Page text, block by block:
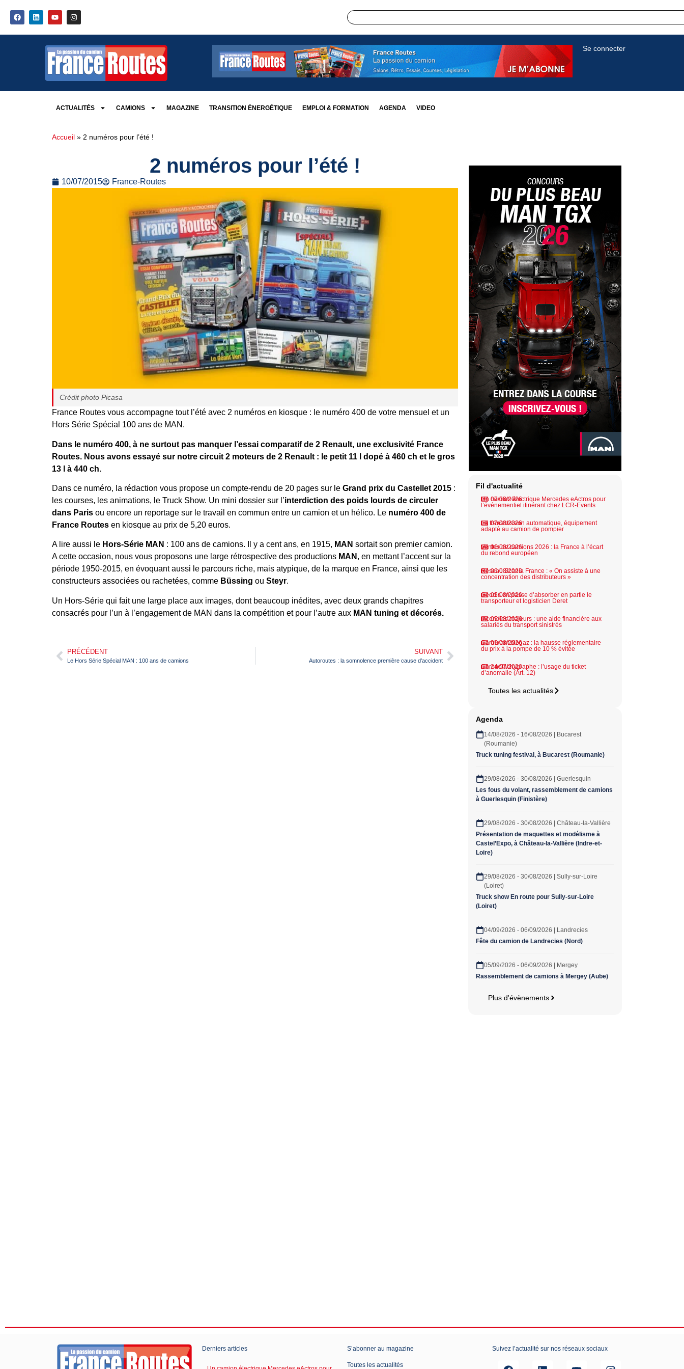
Se connecter
ACTUALITÉS CAMIONS MAGAZINE TRANSITION ÉNERGÉTIQUE EMPLOI & FORMATION AGENDA VIDEO
Accueil » 2 numéros pour l’été !
2 numéros pour l’été !
10/07/2015 France-Routes
Crédit photo Picasa
France Routes vous accompagne tout l’été avec 2 numéros en kiosque : le numéro 400 de votre mensuel et un
Hors Série Spécial 100 ans de MAN.
Dans le numéro 400, à ne surtout pas manquer l’essai comparatif de 2 Renault, une exclusivité France
Routes. Nous avons essayé sur notre circuit 2 moteurs de 2 Renault : le petit 11 l dopé à 460 ch et le gros
13 l à 440 ch.
Dans ce numéro, la rédaction vous propose un compte-rendu de 20 pages sur le Grand prix du Castellet 2015 :
les courses, les animations, le Truck Show. Un mini dossier sur l’interdiction des poids lourds de circuler
dans Paris ou encore un reportage sur le travail en commun entre un camion et un hélico. Le numéro 400 de
France Routes en kiosque au prix de 5,20 euros.
A lire aussi le Hors-Série MAN : 100 ans de camions. Il y a cent ans, en 1915, MAN sortait son premier camion.
A cette occasion, nous vous proposons une large rétrospective des productions MAN , en mettant l’accent sur la
période 1950-2015, en évoquant aussi le parcours riche, mais atypique, de la marque en France, ainsi que les
constructeurs associées ou rachetées, comme Büssing ou Steyr.
Un Hors-Série qui fait une large place aux images, dont beaucoup inédites, avec deux grands chapitres
consacrés pour l’un à l’engagement de MAN dans la compétition et pour l’autre aux MAN tuning et décorés.
PRÉCÉDENT
Le Hors Série Spécial MAN : 100 ans de camions
SUIVANT
Autoroutes : la somnolence première cause d’accident
Fil d'actualité
07/08/2026
Un camion électrique Mercedes eActros pour
l’événementiel itinérant chez LCR-Events
07/08/2026
La transmission automatique, équipement
adapté au camion de pompier
06/08/2026
Ventes de camions 2026 : la France à l’écart
du rebond européen
06/08/2026
Réseau Scania France : « On assiste à une
concentration des distributeurs »
05/08/2026
Geodis en passe d’absorber en partie le
transporteur et logisticien Deret
05/08/2026
Incendies majeurs : une aide financière aux
salariés du transport sinistrés
05/08/2026
Carburant biogaz : la hausse réglementaire
du prix à la pompe de 10 % évitée
24/07/2026
Chronotachygraphe : l’usage du ticket
d’anomalie (Art. 12)
Toutes les actualités
Agenda
14/08/2026 - 16/08/2026 | Bucarest
(Roumanie)
Truck tuning festival, à Bucarest (Roumanie)
29/08/2026 - 30/08/2026 | Guerlesquin
Les fous du volant, rassemblement de camions
à Guerlesquin (Finistère)
29/08/2026 - 30/08/2026 | Château-la-Vallière
Présentation de maquettes et modélisme à
Castel’Expo, à Château-la-Vallière (Indre-et-
Loire)
29/08/2026 - 30/08/2026 | Sully-sur-Loire
(Loiret)
Truck show En route pour Sully-sur-Loire
(Loiret)
04/09/2026 - 06/09/2026 | Landrecies
Fête du camion de Landrecies (Nord)
05/09/2026 - 06/09/2026 | Mergey
Rassemblement de camions à Mergey (Aube)
Plus d'évènements
Derniers articles S’abonner au magazine
Toutes les actualités
Suivez l’actualité sur nos réseaux sociaux